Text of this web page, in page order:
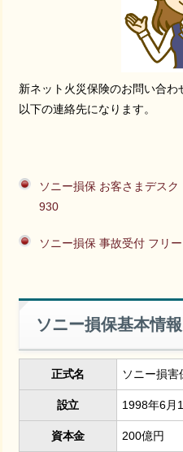
新ネット火災保険のお問い合わ
以下の連絡先になります。
ソニー損保 お客さまデス
930
ソニー損保 事故受付 フリ
ソニー損保基本情
正式名 ソニー損害
設立 1998年6月
資本金 200億円